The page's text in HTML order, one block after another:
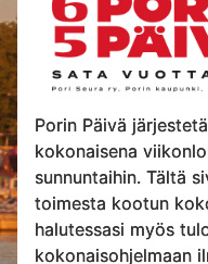
Porin Päivä
kokonaisena
sunnuntaihin. Tältä
toimesta kootun
halutessasi myös
kokonaisohjelmaan